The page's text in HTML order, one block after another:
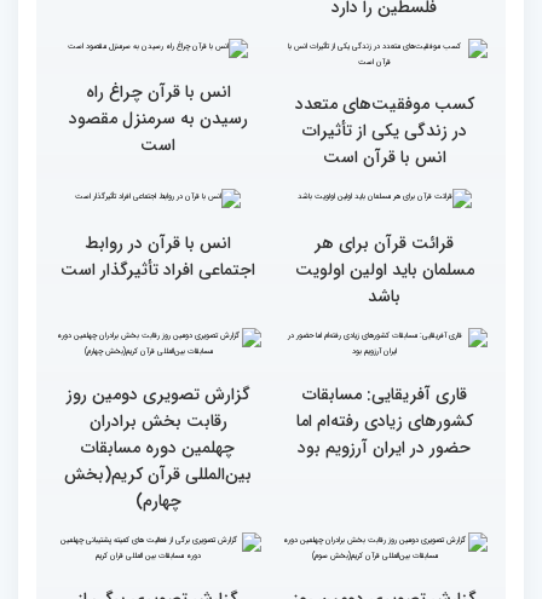
در مسیر توسعه علم
همه باید قرآنی و اهل قرآن
شویم/ ایران بیش از
کشورهای دیگر دغدغه مردم
فلسطین را دارد
دومین محفل انس با قرآن
امید برگزار شد
کسب موفقیت‌های متعدد
در زندگی یکی از تأثیرات
رسیدن به سرمنزل مقصود
قرائت قرآن برای هر
انس با قرآن در روابط
اجتماعی افراد تأثیرگذار است